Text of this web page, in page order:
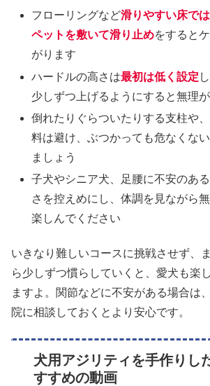
フローリングなど滑りやすい床で
ペットを敷いて滑り止めをすると
がります
ハードルの高さは最初は低く設定
少しずつ上げるようにすると無理
倒れたりぐらついたりする支柱や
料は避け、ぶつかっても危なくな
ましょう
子犬やシニア犬、足腰に不安のあ
さを控えめにし、体調を見ながら
楽しんでください
いきなり難しいコースに挑戦させず、
ら少しずつ慣らしていくと、愛犬も楽
ますよ。関節などに不安がある場合は
院に相談しておくとより安心です。
犬用アジリティを手作りし
すすめの動画